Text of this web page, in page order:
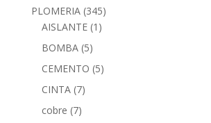
PLOMERIA (345)
AISLANTE (1)
BOMBA (5)
CEMENTO (5)
CINTA (7)
cobre (7)